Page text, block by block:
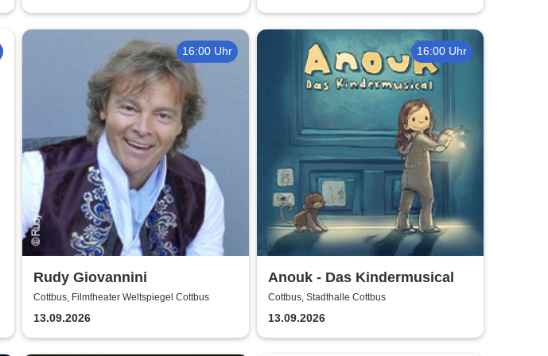
16:00 Uhr
Rudy Giovannini
Cottbus, Filmtheater Weltspiegel Cottbus
13.09.2026
16:00 Uhr
Anouk - Das Kindermusical
Cottbus, Stadthalle Cottbus
13.09.2026